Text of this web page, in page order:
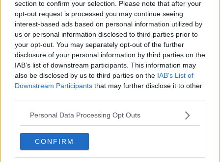
section to confirm your selection. Please note that after your
opt-out request is processed you may continue seeing
interest-based ads based on personal information utilized by
us or personal information disclosed to third parties prior to
your opt-out. You may separately opt-out of the further
disclosure of your personal information by third parties on the
IAB’s list of downstream participants. This information may
also be disclosed by us to third parties on the IAB’s List of
Downstream Participants that may further disclose it to other
Personal Data Processing Opt Outs
CONFIRM
Ti potrebbe interessare anche:
Articoli dal Blog “Raccontare di Gusto” di Rubina Rovini
Vellutata di cime di rapa al cumino e latte di cocco
Spaghetti con crema di zucca e...
Crostatina con crema al grana padano, gelatina al melone e
lavanda
Meloncino, liquore al melone mantovano IGP
Gelato al melone mantovano
Liquore al melone mantovano igp e peperoncino
Melone mantovano IGP liquido con crostacei e molluschi
Carpaccio di manzo con caprino al melone mantovano
Cupcake al melone con frosting al mascarpone
Gnocchetti al pesto di melone mantovano IGP
Tartare di fassona con melone,grue di cacao e timo